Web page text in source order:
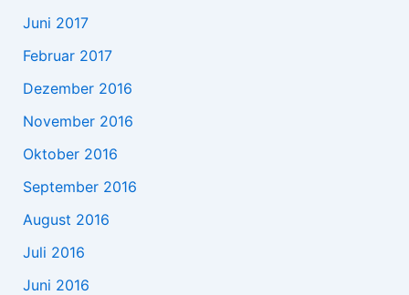
Juni 2017
Februar 2017
Dezember 2016
November 2016
Oktober 2016
September 2016
August 2016
Juli 2016
Juni 2016